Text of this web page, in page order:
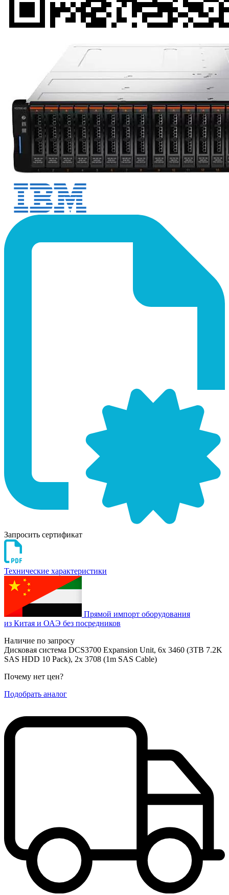
Запросить сертификат
Технические характеристики
Прямой импорт оборудования
из Китая и ОАЭ без посредников
Наличие по запросу
Дисковая система DCS3700 Expansion Unit, 6x 3460 (3TB 7.2K
SAS HDD 10 Pack), 2x 3708 (1m SAS Cable)
Почему нет цен?
Подобрать аналог